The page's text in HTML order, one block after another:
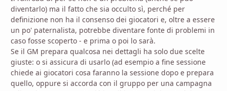
diventarlo) ma il fatto che sia occulto sì, perché per
definizione non ha il consenso dei giocatori e, oltre a essere
un po' paternalista, potrebbe diventare fonte di problemi in
caso fosse scoperto - e prima o poi lo sarà.
Se il GM prepara qualcosa nei dettagli ha solo due scelte
giuste: o si assicura di usarlo (ad esempio a fine sessione
chiede ai giocatori cosa faranno la sessione dopo e prepara
quello, oppure si accorda con il gruppo per una campagna